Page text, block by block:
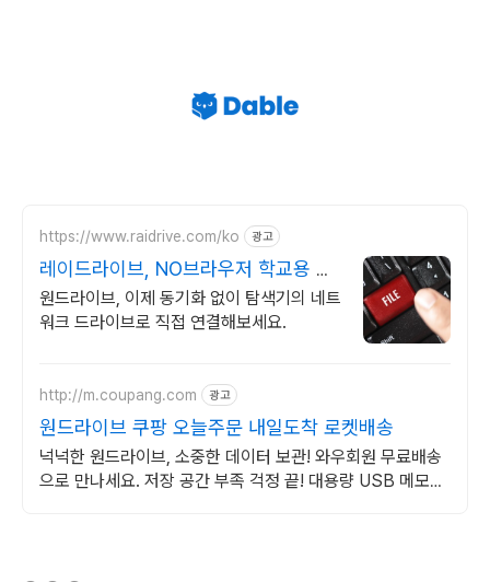
https://www.raidrive.com/ko 광고
레이드라이브, NO브라우저 학교용 무
료제공
원드라이브, 이제 동기화 없이 탐색기의 네트
워크 드라이브로 직접 연결해보세요.
http://m.coupang.com 광고
원드라이브 쿠팡 오늘주문 내일도착 로켓배송
넉넉한 원드라이브, 소중한 데이터 보관! 와우회원 무료배송
으로 만나세요. 저장 공간 부족 걱정 끝! 대용량 USB 메모리